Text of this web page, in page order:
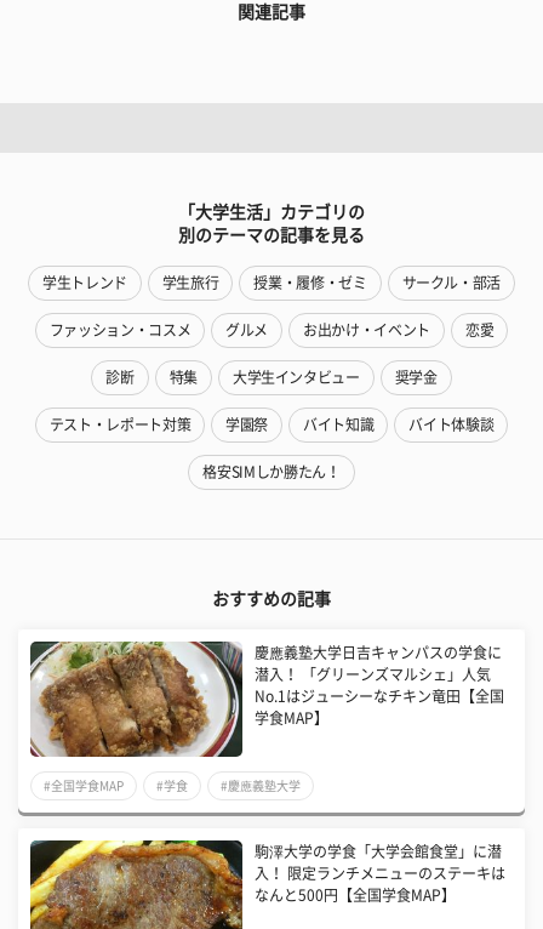
関連記事
「大学生活」カテゴリの
別のテーマの記事を見る
学生トレンド 学生旅行 授業・履修・ゼミ サークル・部活
ファッション・コスメ グルメ お出かけ・イベント 恋愛
診断 特集 大学生インタビュー 奨学金
テスト・レポート対策 学園祭 バイト知識 バイト体験談
格安SIMしか勝たん！
おすすめの記事
慶應義塾大学日吉キャンパスの学食に
潜入！ 「グリーンズマルシェ」人気
No.1はジューシーなチキン竜田【全国
学食MAP】
#全国学食MAP #学食 #慶應義塾大学
駒澤大学の学食「大学会館食堂」に潜
入！ 限定ランチメニューのステーキは
なんと500円【全国学食MAP】